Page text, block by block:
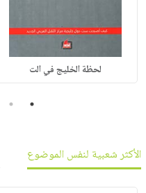
لحظة الخليج في الت
1
2
الأكثر شعبية لنفس الموضوع